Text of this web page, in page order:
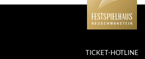
TICKET-HOTLINE